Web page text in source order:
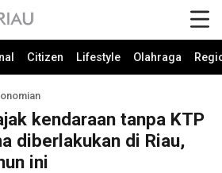
Citizen Lifestyle Olahraga
kendaraan tanpa KTP
diberlakukan di Riau,
ini